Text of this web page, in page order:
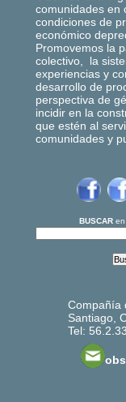
comunidades en
condiciones de
económico
Promovemos la
colectivo, la
experiencias y
desarrollo de
perspectiva de
incidir en la
que estén al
comunidades y
BUSCAR en
Compañía
Santiago,
Tel: